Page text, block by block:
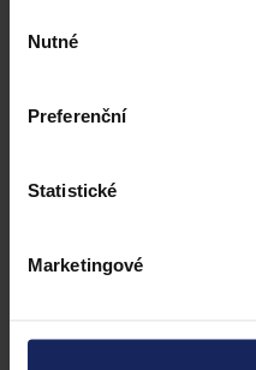
souhlasu
Nutné
Preferenční
Statistické
Marketingové